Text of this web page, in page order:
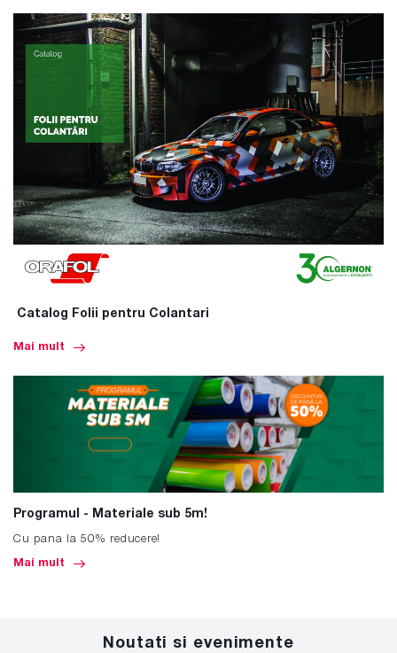
Catalog Folii pentru Colantari
Mai mult
Programul - Materiale sub 5m!
Cu pana la 50% reducere!
Mai mult
Noutati si evenimente